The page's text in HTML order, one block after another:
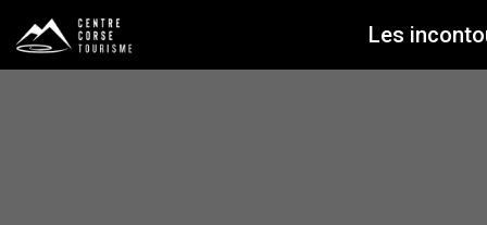
Les